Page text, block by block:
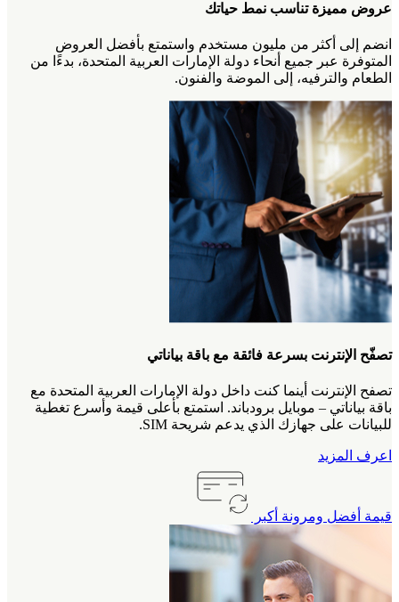
عروض مميزة تناسب نمط حياتك
انضم إلى أكثر من مليون مستخدم واستمتع بأفضل العروض
المتوفرة عبر جميع أنحاء دولة الإمارات العربية المتحدة، بدءًا من
الطعام والترفيه، إلى الموضة والفنون.
تصفّح الإنترنت بسرعة فائقة مع باقة بياناتي
تصفح الإنترنت أينما كنت داخل دولة الإمارات العربية المتحدة مع
باقة بياناتي – موبايل برودباند. استمتع بأعلى قيمة وأسرع تغطية
للبيانات على جهازك الذي يدعم شريحة SIM.
اعرف المزيد
قيمة أفضل ومرونة أكبر